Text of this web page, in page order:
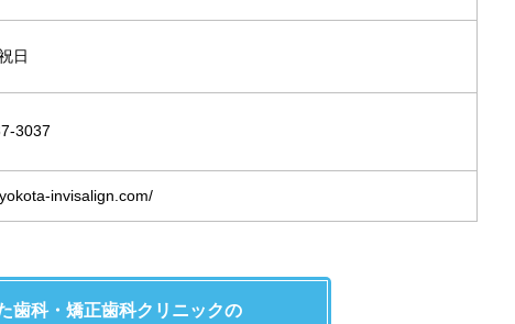
日
3037
invisalign.com/
歯科・ 矯正歯科クリニックの